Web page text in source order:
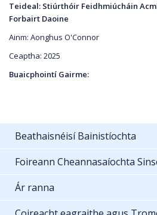
Teideal: Stiúrthóir Feidhmiúcháin
Forbairt Daoine
Ainm: Aonghus O'Connor
Ceaptha: 2025
Buaicphointí Gairme:
Beathaisnéisí Bainistíochta
Foireann Cheannasaíochta
Ár ranna